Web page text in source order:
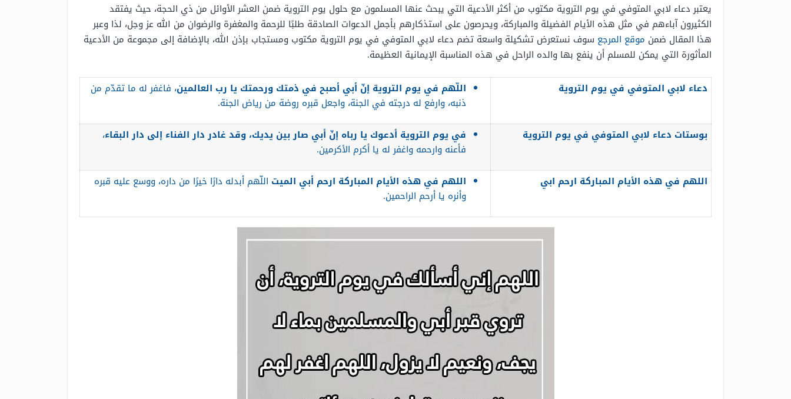
يعتبر دعاء لابي المتوفي في يوم التروية مكتوب من أكثر الأدعية التي يبحث عنها المسلمون مع حلول يوم التروية ضمن العشر الأوائل من ذي الحجة، حيث يفتقد
الكثيرون آباءهم في مثل هذه الأيام الفضيلة والمباركة، ويحرصون على استذكارهم بأجمل الدعوات الصادقة طلبًا للرحمة والمغفرة والرضوان من الله عز وجل، لذا وعبر
هذا المقال ضمن موقع المرجع سوف نستعرض تشكيلة واسعة تضم دعاء لابي المتوفي في يوم التروية مكتوب ومستجاب بإذن الله، بالإضافة إلى مجموعة من الأدعية
المأثورة التي يمكن للمسلم أن ينفع بها والده الراحل في هذه المناسبة الإيمانية العظيمة.
دعاء لابي المتوفي في يوم التروية اللّهم في يوم التروية إنّ أبي أصبح في ذمتك ورحمتك يا رب العالمين، فاغفر له ما تقدّم من
ذنبه، وارفع له درجته في الجنة، واجعل قبره روضة من رياض الجنة.
بوستات دعاء لابي المتوفي في يوم التروية
في يوم التروية أدعوك يا رباه إنّ أبي صار بين يديك، وقد غادر دار الفناء إلى دار البقاء،
فأعنه وارحمه واغفر له يا أكرم الأكرمين.
اللهم في هذه الأيام المباركة ارحم ابي
اللهم في هذه الأيام المباركة ارحم أبي الميت اللّهم أبدله دارًا خيرًا من داره، ووسع عليه قبره
وأنره يا أرحم الراحمين.